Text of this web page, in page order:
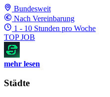
Bundesweit
Nach Vereinbarung
1 - 10 Stunden pro Woche
TOP JOB
mehr lesen
Städte